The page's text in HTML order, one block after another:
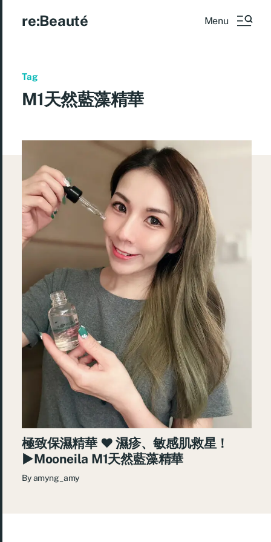
re:Beauté Menu
Tag
M1天然藍藻精華
極致保濕精華 ♥ 濕疹、敏感肌救星！
►Mooneila M1天然藍藻精華
Byamyng_amy